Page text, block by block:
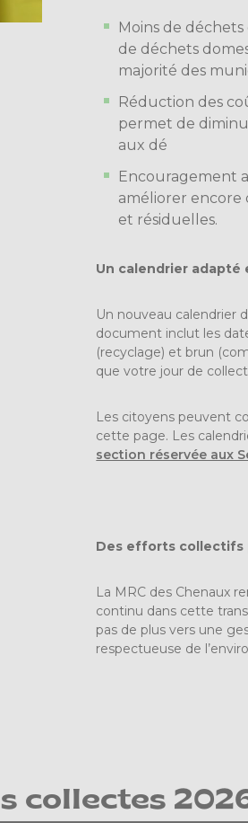
Moins de
de déchets
majorité des
Réduction des
permet de
aux dé
Encouragement
améliorer encore
et résiduelles.
Un calendrier adapté
Un nouveau calendrier
document inclut les
(recyclage) et brun
que votre jour de
Les citoyens peuvent
cette page. Les
section réservée aux
Des efforts collectifs
La MRC des Chenaux
continu dans cette
pas de plus vers une
respectueuse de
collectes